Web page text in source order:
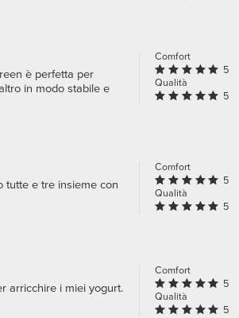
Comfort
5
Qualità
5
è perfetta per
in modo stabile e
Comfort
5
Qualità
5
tutte e tre insieme con
Comfort
5
Qualità
5
arricchire i miei yogurt.